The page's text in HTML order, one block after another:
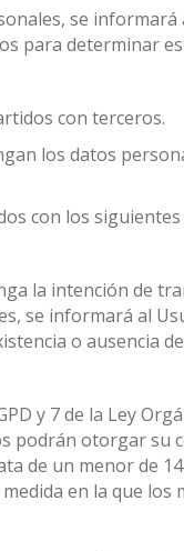
se
para determinar
con terceros.
los datos
con los
la intención de
se informará al
o ausencia
y 7 de la Ley
podrán otorgar
de un menor de
en la que los